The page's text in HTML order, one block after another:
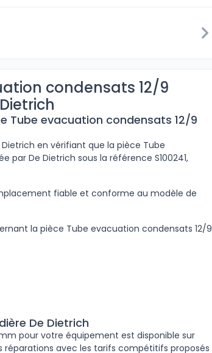
condensats 12/9
Tube evacuation condensats 12/9
en vérifiant que la pièce Tube
De Dietrich sous la référence S100241,
fiable et conforme au modèle de
la pièce Tube evacuation condensats 12/9
De Dietrich
pour votre équipement est disponible sur
réparations avec les tarifs compétitifs proposés